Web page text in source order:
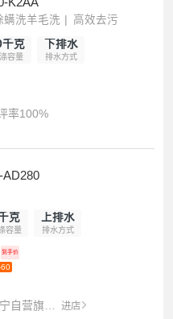
螨洗羊毛洗 高效去污
千克
容量
下排水
排水方式
率100%
克
容量
上排水
排水方式
到手价
松下洗衣机苏宁自营旗舰店 进店